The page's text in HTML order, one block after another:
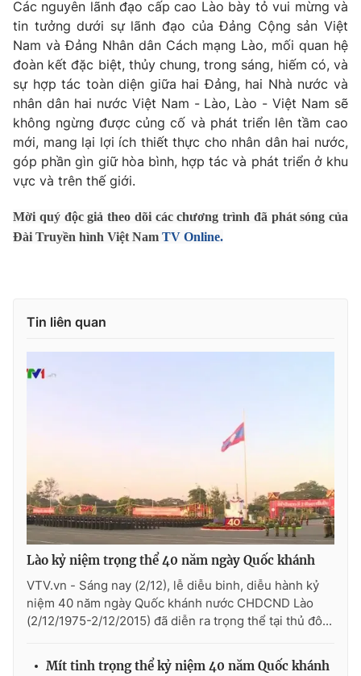
® Cấm sao chép dưới mọi hình thức nếu không có sự chấp
thuận bằng văn bản. Ghi rõ nguồn VTV.vn khi phát hành lại
thông tin từ website này.
Các nguyên lãnh đạo cấp cao Lào bày tỏ vui mừng và
tin tưởng dưới sự lãnh đạo của Đảng Cộng sản Việt
Nam và Đảng Nhân dân Cách mạng Lào, mối quan hệ
đoàn kết đặc biệt, thủy chung, trong sáng, hiếm có, và
sự hợp tác toàn diện giữa hai Đảng, hai Nhà nước và
nhân dân hai nước Việt Nam - Lào, Lào - Việt Nam sẽ
không ngừng được củng cố và phát triển lên tầm cao
mới, mang lại lợi ích thiết thực cho nhân dân hai nước,
góp phần gìn giữ hòa bình, hợp tác và phát triển ở khu
vực và trên thế giới.
Mời quý độc giả theo dõi các chương trình đã phát sóng của
Đài Truyền hình Việt Nam TV Online.
Tin liên quan
Lào kỷ niệm trọng thể 40 năm ngày Quốc khánh
VTV.vn - Sáng nay (2/12), lễ diễu binh, diễu hành kỷ
niệm 40 năm ngày Quốc khánh nước CHDCND Lào
(2/12/1975-2/12/2015) đã diễn ra trọng thể tại thủ đô...
Mít tinh trọng thể kỷ niệm 40 năm Quốc khánh